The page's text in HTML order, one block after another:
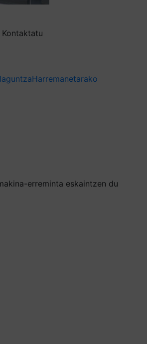
Kontaktatu
Harremanetarako
erreminta eskaintzen du